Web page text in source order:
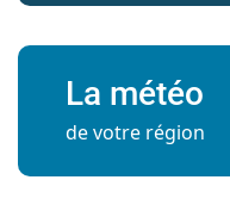
La météo
de votre région